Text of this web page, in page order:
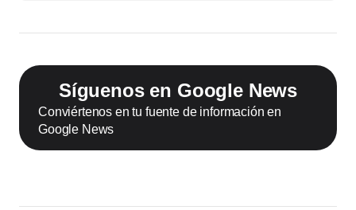
Síguenos en Google News
Conviértenos en tu fuente de información en
Google News